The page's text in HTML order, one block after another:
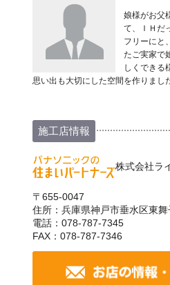
娘様がお父
て、ＩＨだ
フリーにと
たご実家で
しくできる
思い出も大切にした空間を作りまし
施工店情報
株式会社ラ
〒655-0047
住所：兵庫県神戸市垂水区東舞
電話：078-787-7345
FAX：078-787-7346